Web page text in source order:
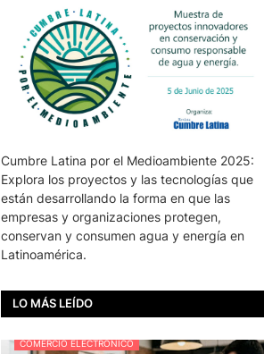
Cumbre Latina por el Medioambiente 2025:
Explora los proyectos y las tecnologías que
están desarrollando la forma en que las
empresas y organizaciones protegen,
conservan y consumen agua y energía en
Latinoamérica.
LO MÁS LEÍDO
COMERCIO ELECTRÓNICO